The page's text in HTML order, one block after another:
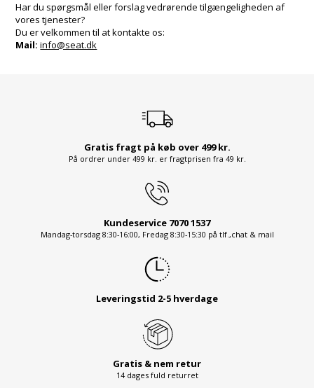
Har du spørgsmål eller forslag vedrørende tilgængeligheden af
vores tjenester?
Du er velkommen til at kontakte os:
Mail: info@seat.dk
Gratis fragt på køb over 499 kr.
På ordrer under 499 kr. er fragtprisen fra 49 kr.
Kundeservice 7070 1537
Mandag-torsdag 8:30-16:00, Fredag 8:30-15:30 på tlf.,chat & mail
Leveringstid 2-5 hverdage
Gratis & nem retur
14 dages fuld returret